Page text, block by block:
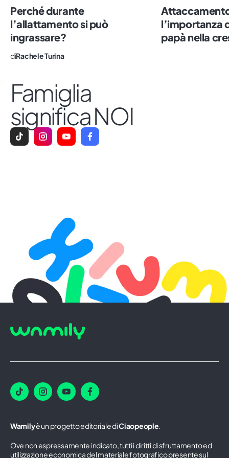
sdoganare i tabù e rendere comodo quel
che è ancora scomodo. Impazzisco per il
sushi, il numero sette e le persone vere.
Perché durante
l’allattamento si può
ingrassare?
diRachele Turina
l’importanza
papà nella
Famiglia
significa NOI
Wamilyè un progetto editoriale diCiaopeople.
Ove non espressamente indicato, tutti i diritti di sfruttamento ed
utilizzazione economica del materiale fotografico presente sul